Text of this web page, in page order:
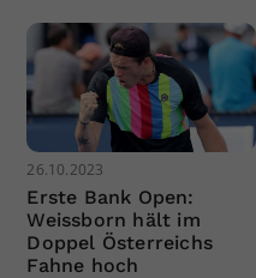
26.10.2023
Erste Bank Open:
Weissborn hält im
Doppel Österreichs
Fahne hoch